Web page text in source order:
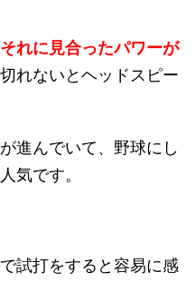
れに見合ったパワーが
れないとヘッドスピー
進んでいて、野球にし
気です。
試打をすると容易に感